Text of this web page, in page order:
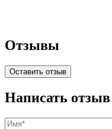
Отзывы
Оставить отзыв
Написать отзыв